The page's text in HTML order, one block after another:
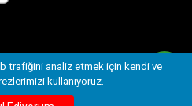
Wolf07 Travel- 2026
trafiğini analiz etmek için kendi ve
kullanıyoruz.